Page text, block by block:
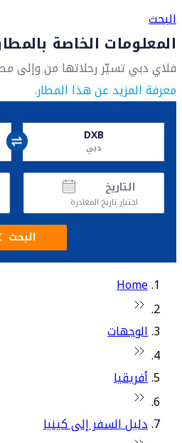
البحث
المعلومات الخاصة
فلاي دبي تسيّر رحلاتها من وإلى
معرفة المزيد عن هذا المطار.
DXB
دبي
التاريخ
اختيار تاريخ المغادرة
البحث
Home
الوجهات
أفريقيا
دليل السفر إلى كينيا